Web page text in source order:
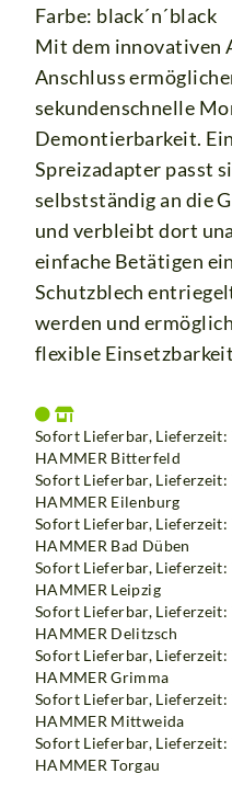
Farbe: black´n´black
Mit dem innovativen
Anschluss
sekundenschnelle
Demontierbarkeit.
Spreizadapter passt
selbstständig an die
und verbleibt dort
einfache Betätigen
Schutzblech
werden und
flexible
Sofort Lieferbar, Lieferzeit:
HAMMER Bitterfeld
Sofort Lieferbar, Lieferzeit:
HAMMER Eilenburg
Sofort Lieferbar, Lieferzeit:
HAMMER Bad Düben
Sofort Lieferbar, Lieferzeit:
HAMMER Leipzig
Sofort Lieferbar, Lieferzeit:
HAMMER Delitzsch
Sofort Lieferbar, Lieferzeit:
HAMMER Grimma
Sofort Lieferbar, Lieferzeit:
HAMMER Mittweida
Sofort Lieferbar, Lieferzeit:
HAMMER Torgau